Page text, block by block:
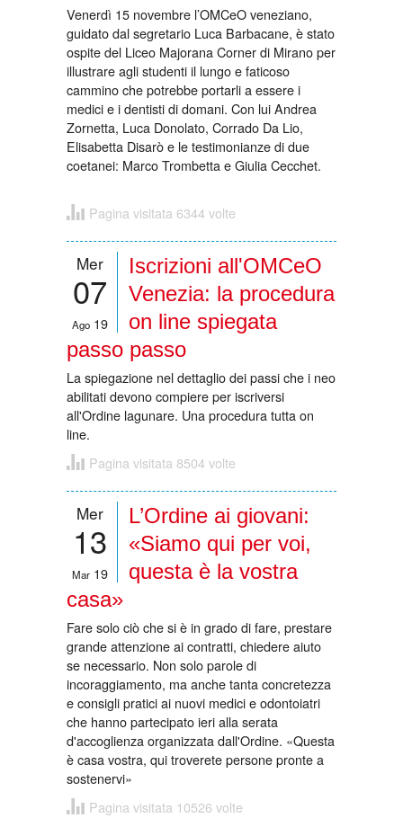
Venerdì 15 novembre l’OMCeO veneziano,
guidato dal segretario Luca Barbacane, è stato
ospite del Liceo Majorana Corner di Mirano per
illustrare agli studenti il lungo e faticoso
cammino che potrebbe portarli a essere i
medici e i dentisti di domani. Con lui Andrea
Zornetta, Luca Donolato, Corrado Da Lio,
Elisabetta Disarò e le testimonianze di due
coetanei: Marco Trombetta e Giulia Cecchet.
Pagina visitata 6344 volte
Mer
07
Ago 19
Iscrizioni all'OMCeO
Venezia: la procedura
on line spiegata
passo passo
La spiegazione nel dettaglio dei passi che i neo
abilitati devono compiere per iscriversi
all'Ordine lagunare. Una procedura tutta on
line.
Pagina visitata 8504 volte
Mer
13
Mar 19
L’Ordine ai giovani:
«Siamo qui per voi,
questa è la vostra
casa»
Fare solo ciò che si è in grado di fare, prestare
grande attenzione ai contratti, chiedere aiuto
se necessario. Non solo parole di
incoraggiamento, ma anche tanta concretezza
e consigli pratici ai nuovi medici e odontoiatri
che hanno partecipato ieri alla serata
d'accoglienza organizzata dall'Ordine. «Questa
è casa vostra, qui troverete persone pronte a
sostenervi»
Pagina visitata 10526 volte